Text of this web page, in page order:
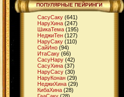
ПОПУЛЯРНЫЕ ПЕЙРИНГИ
СасуСаку (641)
НаруХина (247)
ШикаТема (195)
НеджиТен (127)
НаруСаку (110)
СайИно (94)
ИтaСаку (66)
СасуНару (42)
СасуХина (37)
НаруСасу (30)
НаруКонан (29)
НеджиХина (29)
КибаХина (28)